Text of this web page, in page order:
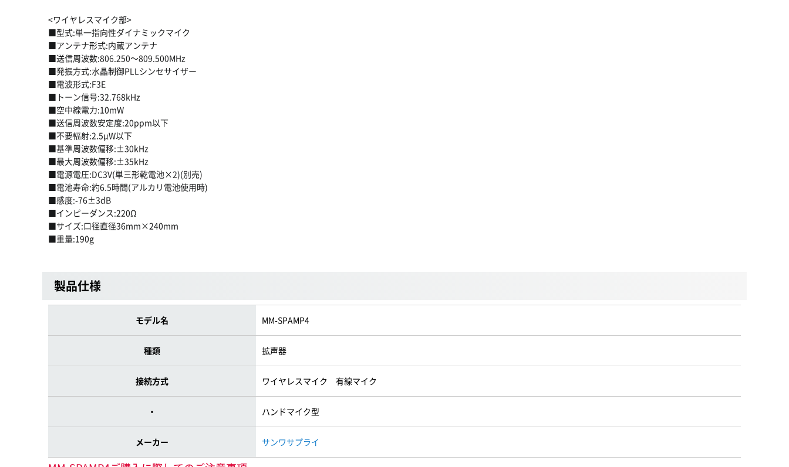
<ワイヤレスマイク部>
■型式:単一指向性ダイナミックマイク
■アンテナ形式:内蔵アンテナ
■送信周波数:806.250〜809.500MHz
■発振方式:水晶制御PLLシンセサイザー
■電波形式:F3E
■トーン信号:32.768kHz
■空中線電力:10mW
■送信周波数安定度:20ppm以下
■不要輻射:2.5μW以下
■基準周波数偏移:±30kHz
■最大周波数偏移:±35kHz
■電源電圧:DC3V(単三形乾電池×2)(別売)
■電池寿命:約6.5時間(アルカリ電池使用時)
■感度:-76±3dB
■インピーダンス:220Ω
■サイズ:口径直径36mm×240mm
■重量:190g
製品仕様
モデル名 MM-SPAMP4
種類 拡声器
接続方式 ワイヤレスマイク 有線マイク
・ ハンドマイク型
メーカー サンワサプライ